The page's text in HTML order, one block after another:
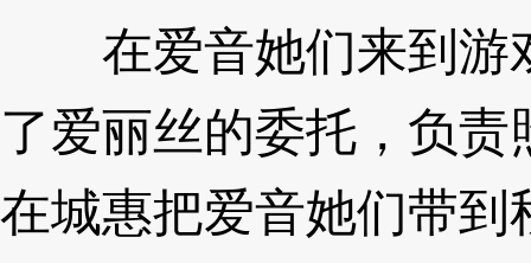
在爱音她们来到游
了爱丽丝的委托，负
在城惠把爱音她们带